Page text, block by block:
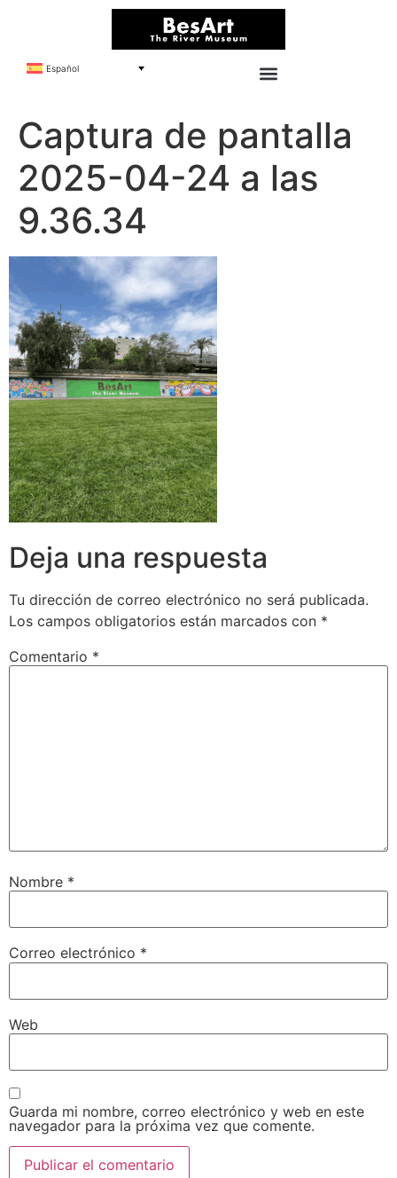
Español
Captura de pantalla
2025-04-24 a las
9.36.34
Deja una respuesta
Tu dirección de correo electrónico no será publicada.
Los campos obligatorios están marcados con *
Comentario *
Nombre *
Correo electrónico *
Web
Guarda mi nombre, correo electrónico y web en este
navegador para la próxima vez que comente.